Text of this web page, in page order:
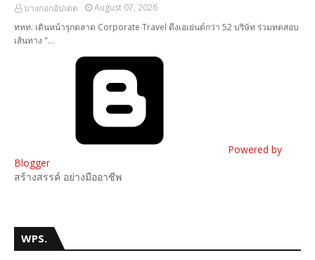
บางกอกอัปเดต
August 07, 2026
ททท. เดินหน้ารุกตลาด Corporate Travel ดึงเอเย่นต์กว่า 52 บริษัท ร่วมทดสอบ
เส้นทาง "…
Powered by
Blogger
สร้างสรรค์ อย่างมืออาชีพ
WPS.